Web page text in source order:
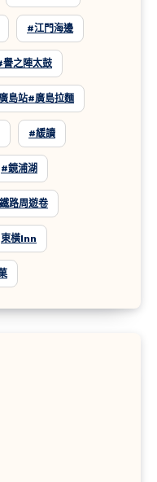
#江門海邊
之陣太鼓
島站#廣島拉麵
#緩讀
#鏡浦湖
路周遊卷
東橫inn